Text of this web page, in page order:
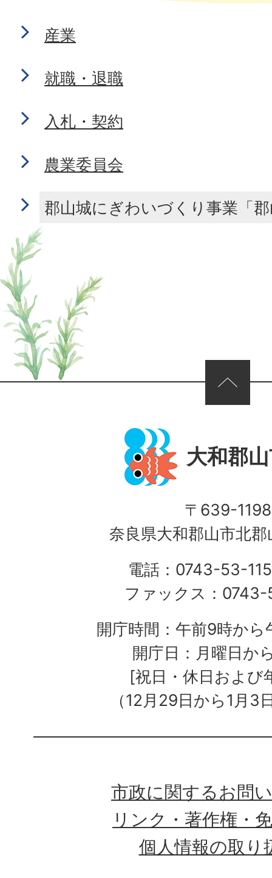
産業
就職・退職
入札・契約
農業委員会
郡山城にぎわいづくり事業「
ページの先頭へ
大和郡
〒639-1198
奈良県大和郡山市北
電話：0743-53-
ファックス：
開庁時間：午前9時か
開庁日：月曜日か
[祝日・休日および
（12月29日から1月3
市政に関するお問
リンク・著作権・
個人情報の取り